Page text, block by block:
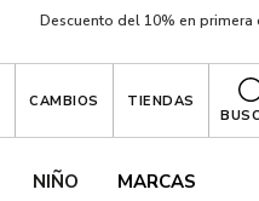
Descuento del 10% en primera
NIÑO MARCAS
CAMBIOS
TIENDAS